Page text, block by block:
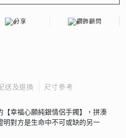
分享 鑽飾顧問
送及退換 尺寸參考
幸福心願純銀情侶手鐲】，拼湊
明對方是生命中不可或缺的另一